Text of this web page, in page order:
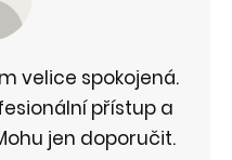
velice spokojená.
přístup a
jen doporučit.